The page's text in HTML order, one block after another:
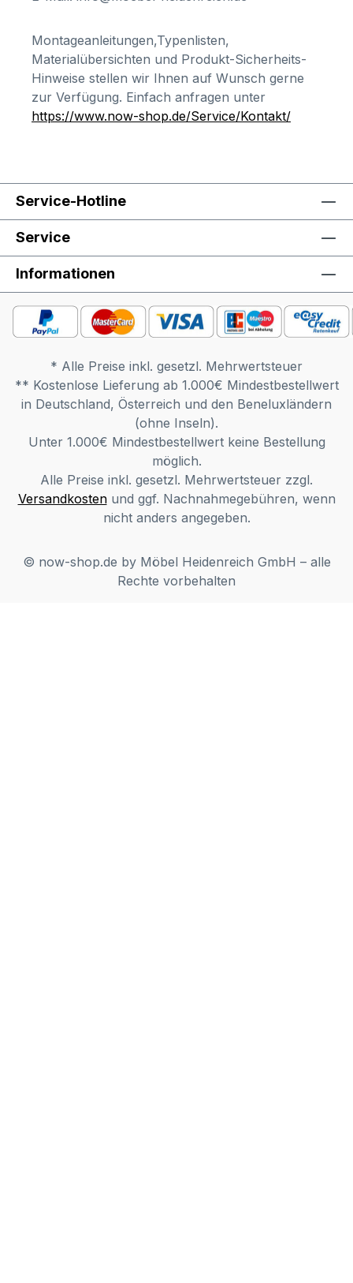
Montageanleitungen,Typenlisten,
Materialübersichten und Produkt-Sicherheits-
Hinweise stellen wir Ihnen auf Wunsch gerne
zur Verfügung. Einfach anfragen unter
https://www.now-shop.de/Service/Kontakt/
Service-Hotline
Service
Informationen
* Alle Preise inkl. gesetzl. Mehrwertsteuer
** Kostenlose Lieferung ab 1.000€ Mindestbestellwert
in Deutschland, Österreich und den Beneluxländern
(ohne Inseln).
Unter 1.000€ Mindestbestellwert keine Bestellung
möglich.
Alle Preise inkl. gesetzl. Mehrwertsteuer zzgl.
Versandkostenund ggf. Nachnahmegebühren, wenn
nicht anders angegeben.
© now-shop.de by Möbel Heidenreich GmbH – alle
Rechte vorbehalten